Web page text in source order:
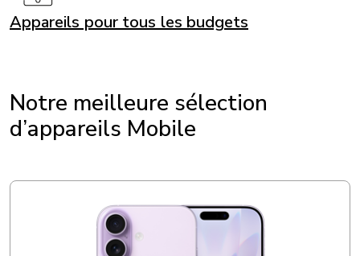
Appareils pour tous les budgets
Notre meilleure sélection
d’appareils Mobile
iPhone 17